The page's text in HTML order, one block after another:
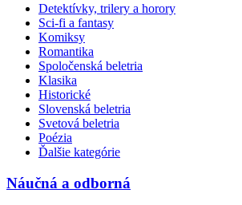
Detektívky, trilery a horory
Sci-fi a fantasy
Komiksy
Romantika
Spoločenská beletria
Klasika
Historické
Slovenská beletria
Svetová beletria
Poézia
Ďalšie kategórie
Náučná a odborná